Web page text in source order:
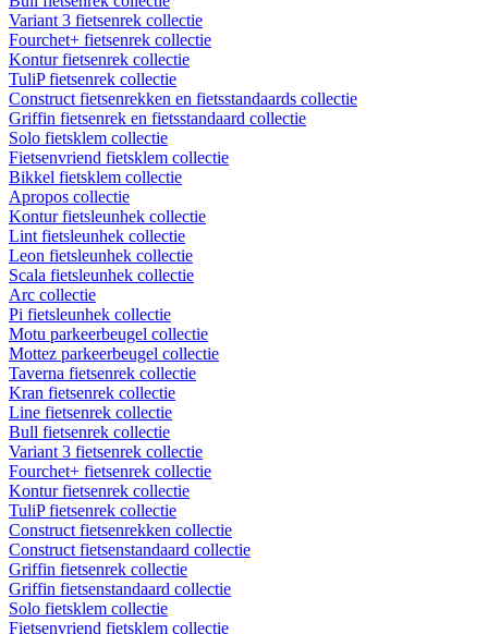
Variant 3 fietsenrek collectie
Fourchet+ fietsenrek collectie
Kontur fietsenrek collectie
TuliP fietsenrek collectie
Construct fietsenrekken en fietsstandaards collectie
Griffin fietsenrek en fietsstandaard collectie
Solo fietsklem collectie
Fietsenvriend fietsklem collectie
Bikkel fietsklem collectie
Apropos collectie
Kontur fietsleunhek collectie
Lint fietsleunhek collectie
Leon fietsleunhek collectie
Scala fietsleunhek collectie
Arc collectie
Pi fietsleunhek collectie
Motu parkeerbeugel collectie
Mottez parkeerbeugel collectie
Taverna fietsenrek collectie
Kran fietsenrek collectie
Line fietsenrek collectie
Bull fietsenrek collectie
Variant 3 fietsenrek collectie
Fourchet+ fietsenrek collectie
Kontur fietsenrek collectie
TuliP fietsenrek collectie
Construct fietsenrekken collectie
Construct fietsenstandaard collectie
Griffin fietsenrek collectie
Griffin fietsenstandaard collectie
Solo fietsklem collectie
Fietsenvriend fietsklem collectie